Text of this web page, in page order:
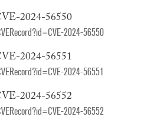
2024-56550
2024-56550
2024-56551
2024-56551
2024-56552
2024-56552